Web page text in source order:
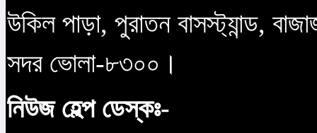
উকিল পাড়া, পুরাতন বাসস্ট্যান্ড,
সদর ভোলা-৮৩০০।
নিউজ হেল্প ডেস্কঃ-